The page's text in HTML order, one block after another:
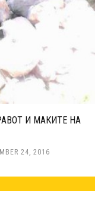
И МАКИТЕ НА
24, 2016